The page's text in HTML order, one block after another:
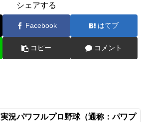
シェアする
Facebook はてブ
コピー コメント
実況パワフルプロ野球（通称：パワプ